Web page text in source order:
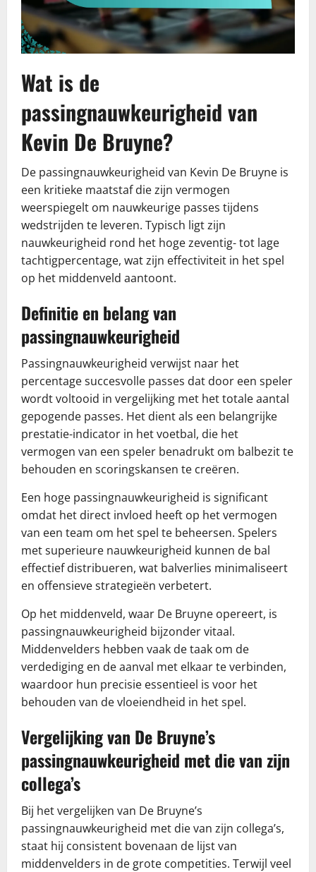
Wat is de
passingnauwkeurigheid van
Kevin De Bruyne?
De passingnauwkeurigheid van Kevin De Bruyne is
een kritieke maatstaf die zijn vermogen
weerspiegelt om nauwkeurige passes tijdens
wedstrijden te leveren. Typisch ligt zijn
nauwkeurigheid rond het hoge zeventig- tot lage
tachtigpercentage, wat zijn effectiviteit in het spel
op het middenveld aantoont.
Definitie en belang van
passingnauwkeurigheid
Passingnauwkeurigheid verwijst naar het
percentage succesvolle passes dat door een speler
wordt voltooid in vergelijking met het totale aantal
gepogende passes. Het dient als een belangrijke
prestatie-indicator in het voetbal, die het
vermogen van een speler benadrukt om balbezit te
behouden en scoringskansen te creëren.
Een hoge passingnauwkeurigheid is significant
omdat het direct invloed heeft op het vermogen
van een team om het spel te beheersen. Spelers
met superieure nauwkeurigheid kunnen de bal
effectief distribueren, wat balverlies minimaliseert
en offensieve strategieën verbetert.
Op het middenveld, waar De Bruyne opereert, is
passingnauwkeurigheid bijzonder vitaal.
Middenvelders hebben vaak de taak om de
verdediging en de aanval met elkaar te verbinden,
waardoor hun precisie essentieel is voor het
behouden van de vloeiendheid in het spel.
Vergelijking van De Bruyne’s
passingnauwkeurigheid met die van zijn
collega’s
Bij het vergelijken van De Bruyne’s
passingnauwkeurigheid met die van zijn collega’s,
staat hij consistent bovenaan de lijst van
middenvelders in de grote competities. Terwijl veel